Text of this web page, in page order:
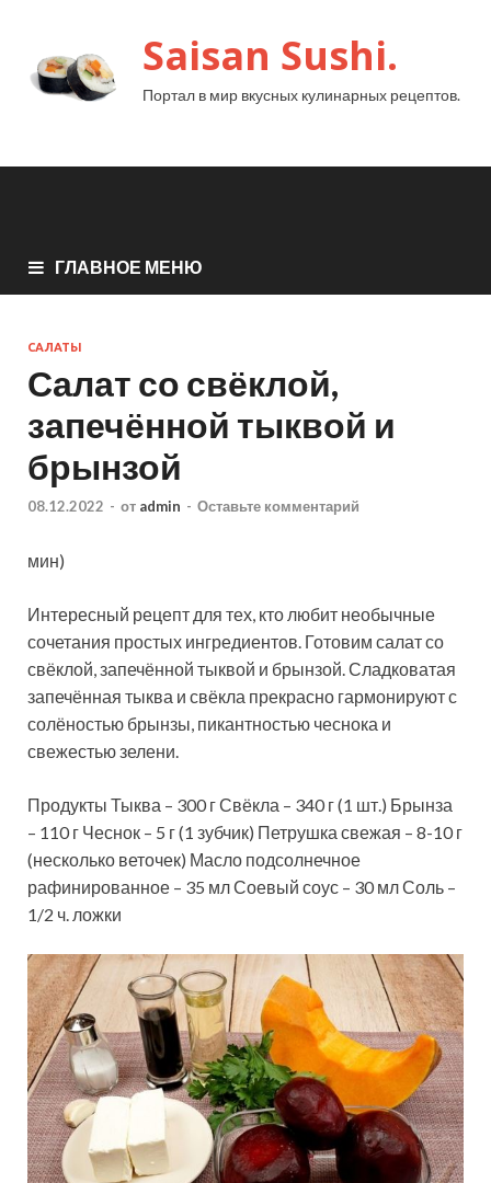
Saisan Sushi.
Портал в мир вкусных кулинарных рецептов.
ГЛАВНОЕ МЕНЮ
САЛАТЫ
Салат со свёклой,
запечённой тыквой и
брынзой
08.12.2022 - от admin - Оставьте комментарий
мин)
Интересный рецепт для тех, кто любит необычные
сочетания простых ингредиентов. Готовим салат со
свёклой, запечённой тыквой и брынзой. Сладковатая
запечённая тыква и свёкла прекрасно гармонируют с
солёностью брынзы, пикантностью чеснока и
свежестью зелени.
Продукты Тыква – 300 г Свёкла – 340 г (1 шт.) Брынза
– 110 г Чеснок – 5 г (1 зубчик) Петрушка свежая – 8-10 г
(несколько веточек) Масло подсолнечное
рафинированное – 35 мл Соевый соус – 30 мл Соль –
1/2 ч. ложки